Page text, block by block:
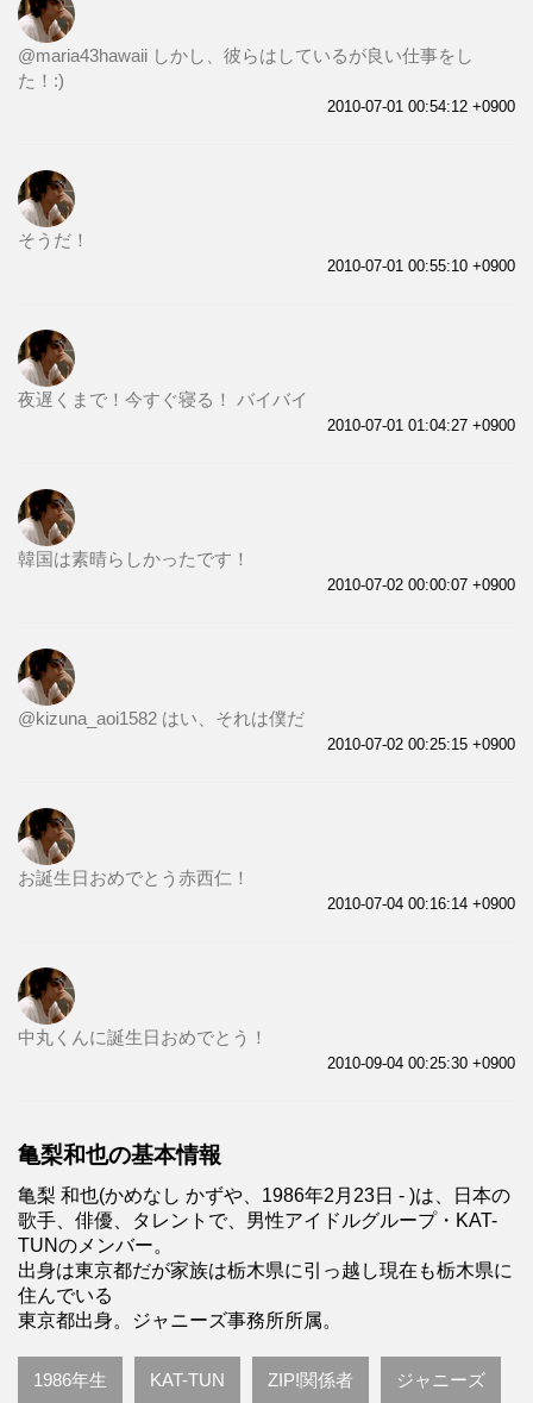
@maria43hawaii しかし、彼らはしているが良い仕事をし
た！:)
2010-07-01 00:54:12 +0900
そうだ！
2010-07-01 00:55:10 +0900
夜遅くまで！今すぐ寝る！ バイバイ
2010-07-01 01:04:27 +0900
韓国は素晴らしかったです！
2010-07-02 00:00:07 +0900
@kizuna_aoi1582 はい、それは僕だ
2010-07-02 00:25:15 +0900
お誕生日おめでとう赤西仁！
2010-07-04 00:16:14 +0900
中丸くんに誕生日おめでとう！
2010-09-04 00:25:30 +0900
亀梨和也の基本情報
亀梨 和也(かめなし かずや、1986年2月23日 - )は、日本の
歌手、俳優、タレントで、男性アイドルグループ・KAT-
TUNのメンバー。
出身は東京都だが家族は栃木県に引っ越し現在も栃木県に
住んでいる
東京都出身。ジャニーズ事務所所属。
1986年生 KAT-TUN ZIP!関係者 ジャニーズ